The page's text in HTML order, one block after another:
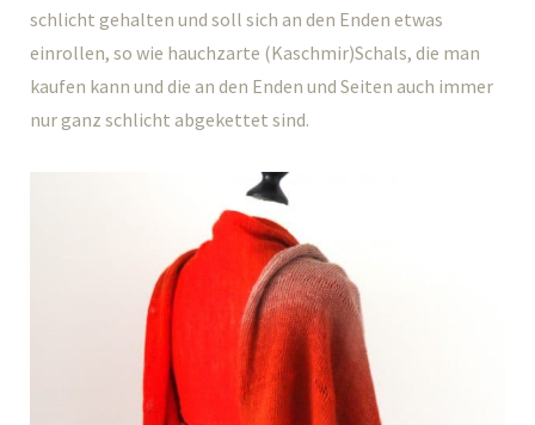
schlicht gehalten und soll sich an den Enden etwas
einrollen, so wie hauchzarte (Kaschmir)Schals, die man
kaufen kann und die an den Enden und Seiten auch immer
nur ganz schlicht abgekettet sind.